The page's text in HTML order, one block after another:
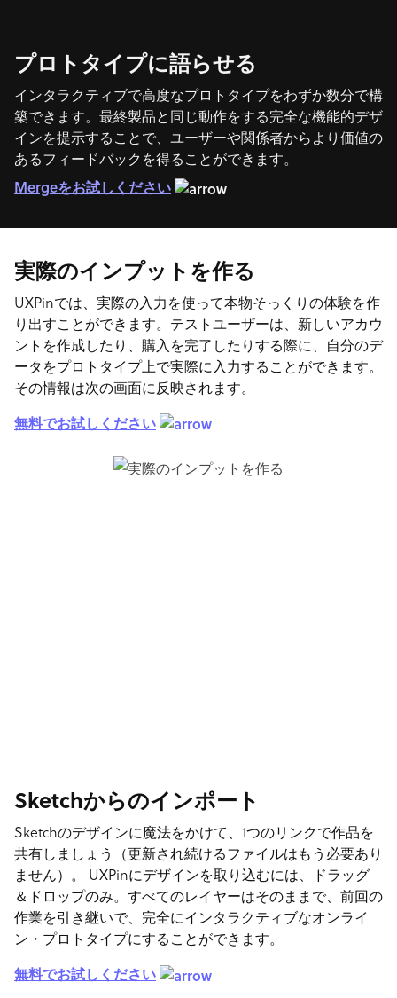
プロトタイプに語らせる
インタラクティブで高度なプロトタイプをわずか数分で構
築できます。最終製品と同じ動作をする完全な機能的デザ
インを提示することで、ユーザーや関係者からより価値の
あるフィードバックを得ることができます。
Mergeをお試しください
実際のインプットを作る
UXPinでは、実際の入力を使って本物そっくりの体験を作
り出すことができます。テストユーザーは、新しいアカウ
ントを作成したり、購入を完了したりする際に、自分のデ
ータをプロトタイプ上で実際に入力することができます。
その情報は次の画面に反映されます。
無料でお試しください
Sketchからのインポート
Sketchのデザインに魔法をかけて、1つのリンクで作品を
共有しましょう（更新され続けるファイルはもう必要あり
ません）。 UXPinにデザインを取り込むには、ドラッグ
＆ドロップのみ。すべてのレイヤーはそのままで、前回の
作業を引き継いで、完全にインタラクティブなオンライ
ン・プロトタイプにすることができます。
無料でお試しください